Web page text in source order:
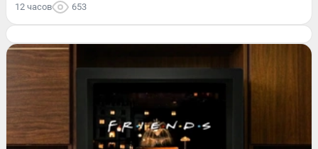
12 часов 653